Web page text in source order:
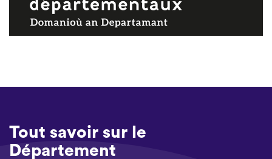
Tout savoir sur le
Département